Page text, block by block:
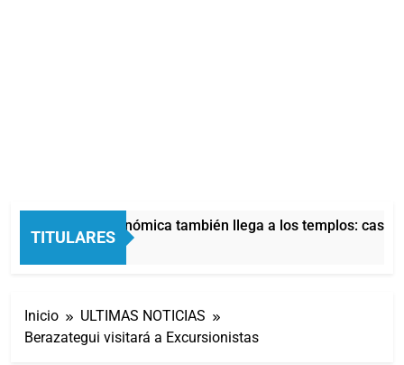
TITULARES
La crisis económica también llega a los templos: casi
4 Horas Atrás
Inicio
ULTIMAS NOTICIAS
Berazategui visitará a Excursionistas